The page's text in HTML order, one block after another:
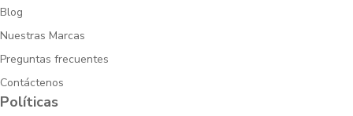
Blog
Nuestras Marcas
Preguntas frecuentes
Contáctenos
Políticas